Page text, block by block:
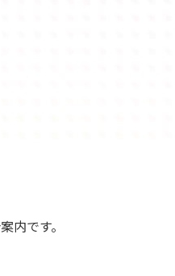
内です。